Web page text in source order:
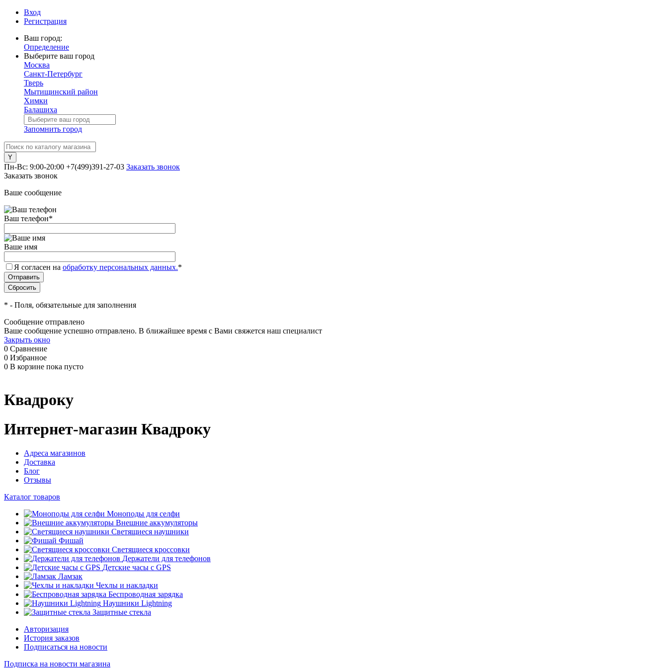
Вход
Регистрация
Ваш город:
Определение
Выберите ваш город
Москва
Санкт-Петербург
Тверь
Мытищинский район
Химки
Балашиха
Запомнить город
Пн-Вс: 9:00-20:00 +7(499)391-27-03 Заказать звонок
Заказать звонок
Ваше сообщение
Ваш телефон*
Ваше имя
Я согласен на обработку персональных данных.*
* - Поля, обязательные для заполнения
Сообщение отправлено
Ваше сообщение успешно отправлено. В ближайшее время с Вами свяжется наш специалист
Закрыть окно
0 Сравнение
0 Избранное
0 В корзине пока пусто
Квадроку
Интернет-магазин Квадроку
Адреса магазинов
Доставка
Блог
Отзывы
Каталог товаров
Моноподы для селфи
Внешние аккумуляторы
Светящиеся наушники
Фишай
Светящиеся кроссовки
Держатели для телефонов
Детские часы с GPS
Ламзак
Чехлы и накладки
Беспроводная зарядка
Наушники Lightning
Защитные стекла
Авторизация
История заказов
Подписаться на новости
Подписка на новости магазина